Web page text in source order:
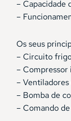
– Capacidade
–
Os seus
– Circuito
–
–
– Bomba de
– Comando